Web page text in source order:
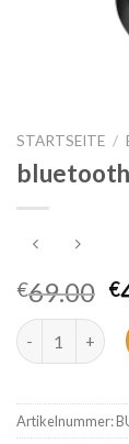
STARTSEITE /
€69.00 €
bluetooth für
Artikelnummer: